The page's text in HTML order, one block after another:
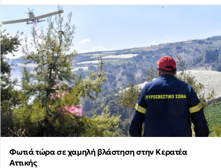
Φωτιά τώρα σε χαμηλή βλάστηση στην Κερατέα
Αττικής